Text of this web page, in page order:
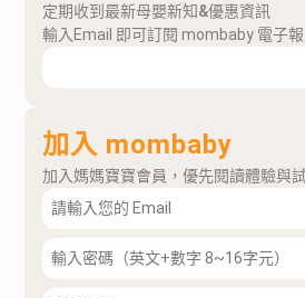
定期收到最新母嬰新知&優惠資訊
輸入Email 即可訂閱 mombaby 電子報
加入 mombaby
加入媽媽寶寶會員，優先閱讀體驗與